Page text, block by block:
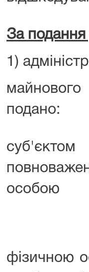
За подання
1)
подано:
особою
фізичною